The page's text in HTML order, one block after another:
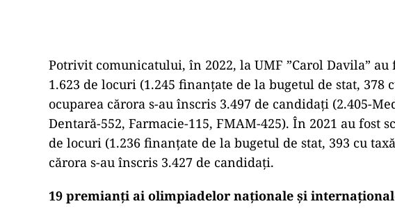
Potrivit comunicatului, în 2022, la UMF ”Carol Davila” au
1.623 de locuri (1.245 finanţate de la bugetul de stat, 378
ocuparea cărora s-au înscris 3.497 de candidaţi (2.405-
Dentară-552, Farmacie-115, FMAM-425). În 2021 au fost
de locuri (1.236 finanţate de la bugetul de stat, 393 cu
cărora s-au înscris 3.427 de candidaţi.
19 premianţi ai olimpiadelor naţionale şi